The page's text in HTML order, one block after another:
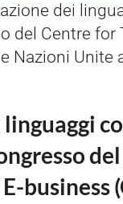
dei
del Centre for
Nazioni Unite
business